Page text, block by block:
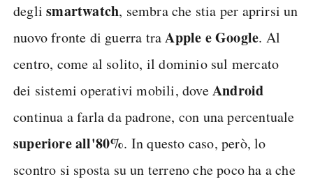
deglismartwatch, sembra che stia per aprirsi un
nuovo fronte di guerra traApple e Google. Al
centro, come al solito, il dominio sul mercato
dei sistemi operativi mobili, doveAndroid
continua a farla da padrone, con una percentuale
superiore all'80%. In questo caso, però, lo
scontro si sposta su un terreno che poco ha a che